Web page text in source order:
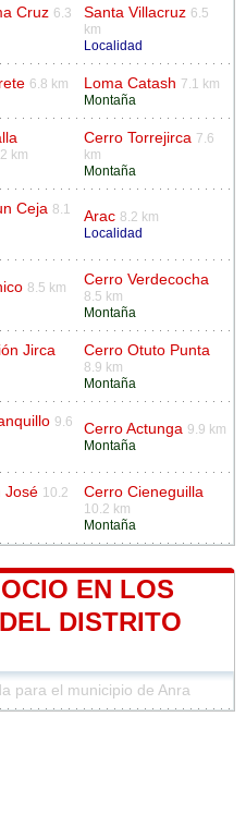
Cruz 6.3
Santa Villacruz 6.5
km
Localidad
6.8 km
Loma Catash 7.1 km
Montaña
km
Cerro Torrejirca 7.6
km
Montaña
Ceja 8.1
Arac 8.2 km
Localidad
8.5 km
Cerro Verdecocha
8.5 km
Montaña
Jirca Cerro Otuto Punta
8.9 km
Montaña
9.6
Cerro Actunga 9.9 km
Montaña
José 10.2
Cerro Cieneguilla
10.2 km
Montaña
EN LOS
DISTRITO
para el municipio de Anra